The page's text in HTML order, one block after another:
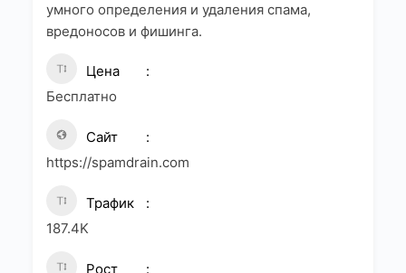
умного определения и удаления спама,
вредоносов и фишинга.
Цена
Бесплатно
Сайт
https://spamdrain.com
Трафик
187.4K
Рост